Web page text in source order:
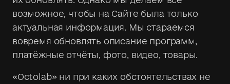
возможное, чтобы на Сайте была только
актуальная информация. Мы стараемся
вовремя обновлять описание программ,
платёжные отчёты, фото, видео, товары.
«Octolab» ни при каких обстоятельствах не